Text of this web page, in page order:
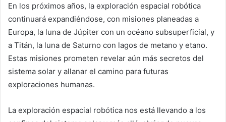
En los próximos años, la exploración espacial robótica
continuará expandiéndose, con misiones planeadas a
Europa, la luna de Júpiter con un océano subsuperficial, y
a Titán, la luna de Saturno con lagos de metano y etano.
Estas misiones prometen revelar aún más secretos del
sistema solar y allanar el camino para futuras
exploraciones humanas.
La exploración espacial robótica nos está llevando a los